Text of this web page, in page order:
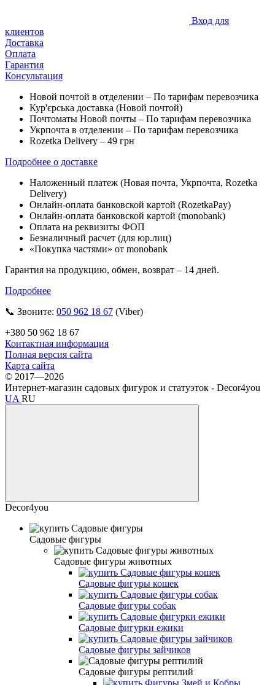
Вход для
клиентов
Доставка
Оплата
Гарантия
Консультация
Новой почтой в отделении – По тарифам перевозчика
Кур'єрська доставка (Новой почтой)
Почтоматы Новой почты – По тарифам перевозчика
Укрпочта в отделении – По тарифам перевозчика
Rozetka Delivery – 49 грн
Подробнее о доставке
Наложенный платеж (Новая почта, Укрпочта, Rozetka
Delivery)
Онлайн-оплата банковской картой (RozetkaPay)
Онлайн-оплата банковской картой (monobank)
Оплата на реквизиты ФОП
Безналичный расчет (для юр.лиц)
«Покупка частями» от monobank
Гарантия на продукцию, обмен, возврат – 14 дней.
Подробнее
📞 Звоните: 050 962 18 67 (Viber)
+380 50 962 18 67
Контактная информация
Полная версия сайта
Карта сайта
© 2017—2026
Интернет-магазин садовых фигурок и статуэток - Decor4you
UA RU
Decor4you
Садовые фигуры
Садовые фигуры животных
Садовые фигуры кошек
Садовые фигуры собак
Садовые фигурки ежики
Садовые фигуры зайчиков
Садовые фигуры рептилий